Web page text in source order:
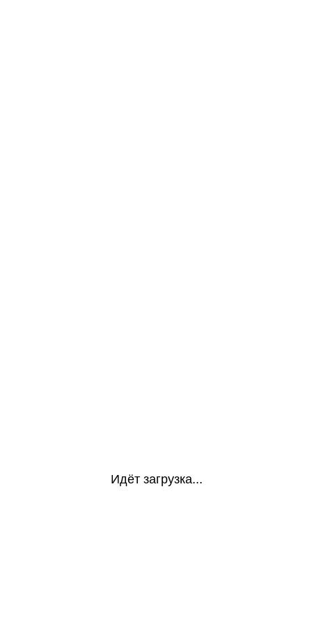
Идёт загрузка...